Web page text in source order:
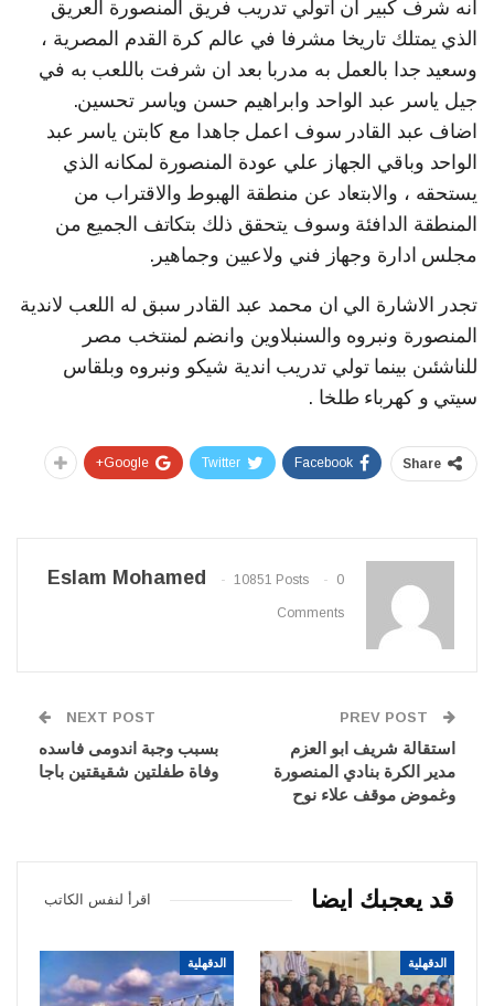
انه شرف كبير ان اتولي تدريب فريق المنصورة العريق
الذي يمتلك تاريخا مشرفا في عالم كرة القدم المصرية ،
وسعيد جدا بالعمل به مدربا بعد ان شرفت باللعب به في
جيل ياسر عبد الواحد وابراهيم حسن وياسر تحسين.
اضاف عبد القادر سوف اعمل جاهدا مع كابتن ياسر عبد
الواحد وباقي الجهاز علي عودة المنصورة لمكانه الذي
يستحقه ، والابتعاد عن منطقة الهبوط والاقتراب من
المنطقة الدافئة وسوف يتحقق ذلك بتكاتف الجميع من
مجلس ادارة وجهاز فني ولاعبين وجماهير.
تجدر الاشارة الي ان محمد عبد القادر سبق له اللعب لاندية
المنصورة ونبروه والسنبلاوين وانضم لمنتخب مصر
للناشئىن بينما تولي تدريب اندية شيكو ونبروه وبلقاس
سيتي و كهرباء طلخا .
Share
Facebook
Twitter
Google+
Eslam Mohamed 10851 Posts 0
Comments
استقالة شريف ابو العزم
مدير الكرة بنادي المنصورة
وغموض موقف علاء نوح
NEXT POST
بسبب وجبة اندومى فاسده
وفاة طفلتين شقيقتين باجا
قد يعجبك ايضا اقرأ لنفس الكاتب
الدقهلية الدقهلية